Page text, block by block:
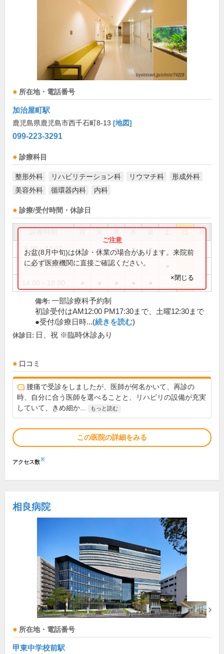
所在地・電話番号
加治屋町駅
鹿児島県鹿児島市西千石町8-13 [地図]
099-223-3291
診療科目
整形外科 リハビリテーション科 リウマチ科
形成外科
美容外科
循環器内科 内科
診療/受付時間・休診日
祝
9:00～12:30 ● ● ● ● ●
9:00～13:00
お盆(8月中旬)は休診・休業の場合があります。来院前
に必ず医療機関に直接ご確認ください。
×閉じる
備考: 一部診療科予約制
初診受付はAM12:00 PM17:30まで、土曜12:30まで
●受付/診療日時...(続きを読む)
休診日: 日、祝 ※臨時休診あり
口コミ
腰痛で受診をしましたが、医師が何名かいて、再診の
時、自分に合う医師を選べることと、リハビリの設備が充実
していて、きめ細か...
もっと読む
この医院の詳細をみる
アクセス数※
相良病院
所在地・電話番号
甲東中学校前駅